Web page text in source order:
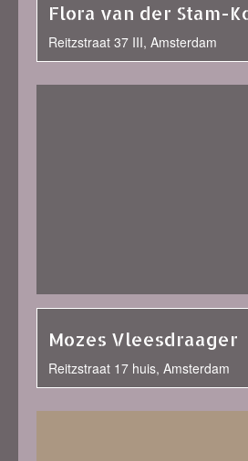
Flora van der Stam-
Reitzstraat 37 III, Amsterdam
Mozes Vleesdraager
Reitzstraat 17 huis, Amsterdam